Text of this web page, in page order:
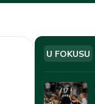
U FOKUSU